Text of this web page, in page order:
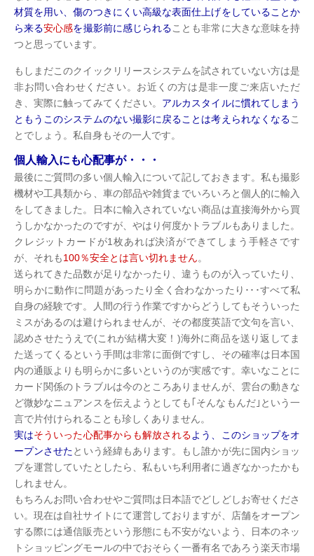
材質を用い、傷のつきにくい高級な表面仕上げをしていることか
ら来る安心感を撮影前に感じられることも非常に大きな意味を持
つと思っています。
もしまだこのクイックリリースシステムを試されていない方は是
非お問い合わせください。お近くの方は是非一度ご来店いただ
き、実際に触ってみてください。 アルカスタイルに慣れてしまう
ともうこのシステムのない撮影に戻ることは考えられなくなるこ
とでしょう。私自身もその一人です。
個人輸入にも心配事が・・・
最後にご質問の多い個人輸入について記しておきます。私も撮影
機材や工具類から、車の部品や雑貨までいろいろと個人的に輸入
をしてきました。日本に輸入されていない商品は直接海外から買
うしかなかったのですが、やはり何度かトラブルもありました。
クレジットカードが1枚あれば決済ができてしまう手軽さです
が、それも100％安全とは言い切れません。
送られてきた品数が足りなかったり、違うものが入っていたり、
明らかに動作に問題があったり全く合わなかったり･･･すべて私
自身の経験です。人間の行う作業ですからどうしてもそういった
ミスがあるのは避けられませんが、その都度英語で文句を言い、
認めさせたうえで(これが結構大変！)海外に商品を送り返してま
た送ってくるという手間は非常に面倒ですし、その確率は日本国
内の通販よりも明らかに多いというのが実感です。幸いなことに
カード関係のトラブルは今のところありませんが、雲台の動きな
ど微妙なニュアンスを伝えようとしても｢そんなもんだ｣という一
言で片付けられることも珍しくありません。
実はそういった心配事からも解放されるよう、このショップをオ
ープンさせたという経緯もあります。もし誰かが先に国内ショッ
プを運営していたとしたら、私もいち利用者に過ぎなかったかも
しれません。
もちろんお問い合わせやご質問は日本語でどしどしお寄せくださ
い。現在は自社サイトにて運営しておりますが、店舗をオープン
する際には通信販売という形態にも不安がないよう、日本のネッ
トショッピングモールの中でおそらく一番有名であろう楽天市場